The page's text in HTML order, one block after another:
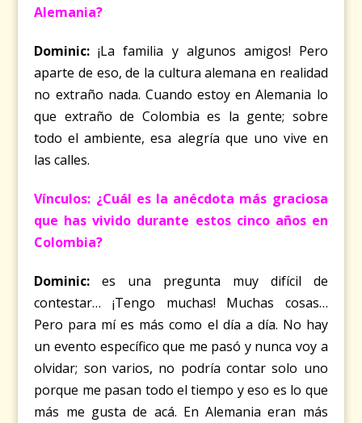
Alemania?
Dominic: ¡La familia y algunos amigos! Pero
aparte de eso, de la cultura alemana en realidad
no extraño nada. Cuando estoy en Alemania lo
que extraño de Colombia es la gente; sobre
todo el ambiente, esa alegría que uno vive en
las calles.
Vínculos: ¿Cuál es la anécdota más graciosa
que has vivido durante estos cinco años en
Colombia?
Dominic:
es una pregunta muy difícil de
contestar… ¡Tengo muchas! Muchas cosas…
Pero para mí es más como el día a día. No hay
un evento específico que me pasó y nunca voy a
olvidar; son varios, no podría contar solo uno
porque me pasan todo el tiempo y eso es lo que
más me gusta de acá. En Alemania eran más